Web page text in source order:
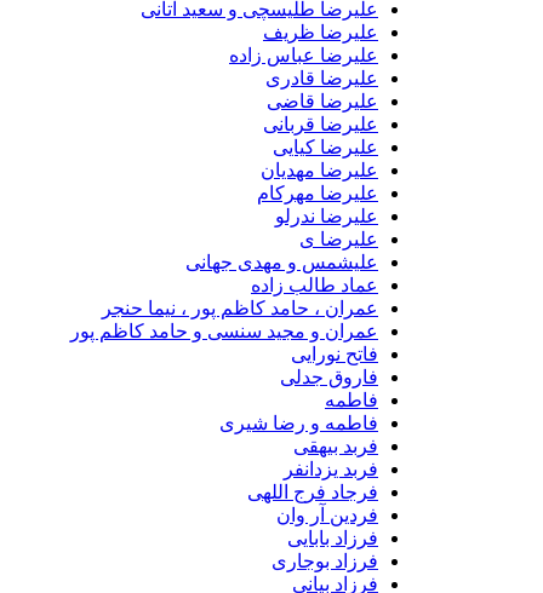
علیرضا طلیسچی و سعید آتانی
علیرضا ظریف
علیرضا عباس زاده
علیرضا قادری
علیرضا قاضی
علیرضا قربانی
علیرضا کیایی
علیرضا مهدیان
علیرضا مهرکام
علیرضا ندرلو
علیرضا ی
علیشمس و مهدی جهانی
عماد طالب زاده
عمران ، حامد کاظم پور ، نیما حنجر
عمران و مجید سنسی و حامد کاظم پور
فاتح نورایی
فاروق جدلی
فاطمه
فاطمه و رضا شیری
فربد بیهقی
فربد یزدانفر
فرجاد فرج اللهی
فردین آر وان
فرزاد بابایی
فرزاد بوجاری
فرزاد بیانی